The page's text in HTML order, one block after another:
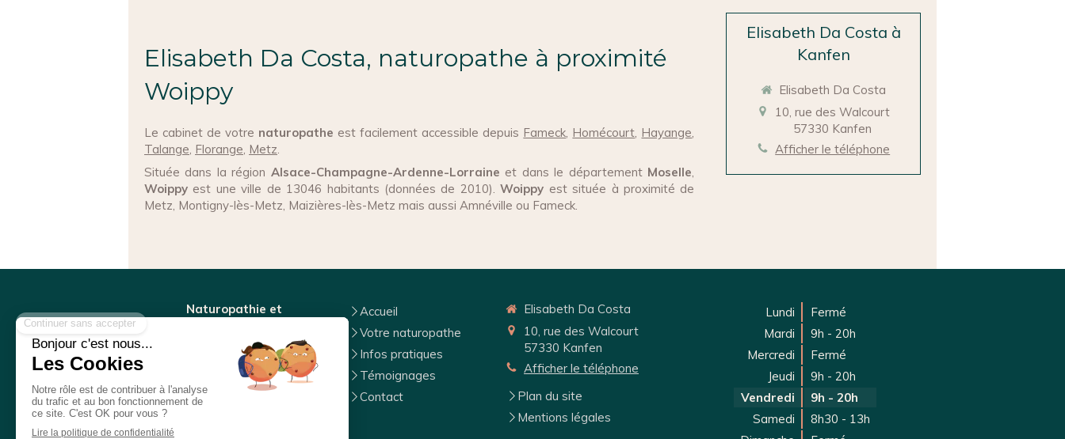
Elisabeth Da Costa, naturopathe à proximité
Woippy
Le cabinet de votre naturopathe est facilement accessible depuis Fameck, Homécourt, Hayange,
Talange, Florange, Metz.
Située dans la région Alsace-Champagne-Ardenne-Lorraine et dans le département Moselle,
Woippy est une ville de 13046 habitants (données de 2010).Woippy est située à proximité de
Metz, Montigny-lès-Metz, Maizières-lès-Metz mais aussi Amnéville ou Fameck.
Elisabeth Da Costa à
Kanfen
Elisabeth Da Costa
10, rue des Walcourt
57330 Kanfen
Afficher le téléphone
Naturopathie et
Cabinet facilement accessible
depuis A31, proche frontière,
axe Metz-Thionville-
Luxembourg.
Sortie Hettange-Grande
Accueil
Votre naturopathe
Infos pratiques
Témoignages
Contact
Elisabeth Da Costa
10, rue des Walcourt
57330 Kanfen
Afficher le téléphone
Plan du site
Mentions légales
Lundi
Fermé
Mardi
9h - 20h
Mercredi
Fermé
Jeudi
9h - 20h
Vendredi
9h - 20h
Samedi
8h30 - 13h